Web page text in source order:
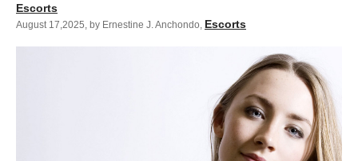
Escorts
August 17,2025 by Ernestine J. Anchondo Escorts